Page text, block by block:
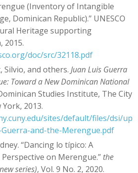
(Inventory of Intangible
Dominican Republic).” UNESCO
Heritage supporting
2015.
doc/src/32118.pdf
Silvio, and others. Juan Luis Guerra
Toward a New Dominican National
Studies Institute, The City
2013.
sites/default/files/dsi/up
and-the-Merengue.pdf
“Dancing lo típico: A
on Merengue.” the
series), Vol. 9 No. 2, 2020.